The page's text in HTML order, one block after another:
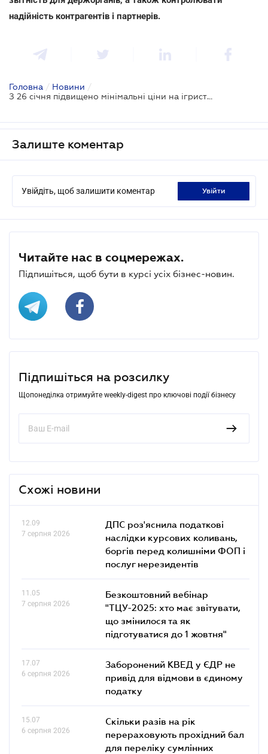
надійність контрагентів і партнерів.
Головна / Новини /
З 26 січня підвищено мінімальні ціни на ігристі вина і вермути
Залиште коментар
Увійдіть, щоб залишити коментар увійти
Читайте нас в соцмережах.
Підпишіться, щоб бути в курсі усіх бізнес-новин.
Підпишіться на розсилку
Щопонеділка отримуйте weekly-digest про ключові події бізнесу
Схожі новини
12.09
7 серпня 2026
ДПС роз'яснила податкові
наслідки курсових коливань,
боргів перед колишніми ФОП і
послуг нерезидентів
11.05
7 серпня 2026
Безкоштовний вебінар
"ТЦУ-2025: хто має звітувати,
що змінилося та як
підготуватися до 1 жовтня"
17.07
6 серпня 2026
Заборонений КВЕД у ЄДР не
привід для відмови в єдиному
податку
15.07
6 серпня 2026
Скільки разів на рік
перераховують прохідний бал
для переліку сумлінних